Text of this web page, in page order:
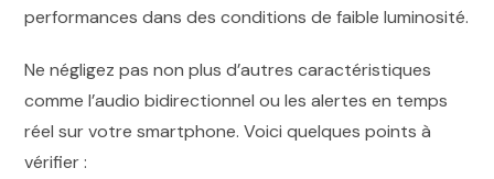
performances dans des conditions de faible luminosité.
Ne négligez pas non plus d’autres caractéristiques
comme l’audio bidirectionnel ou les alertes en temps
réel sur votre smartphone. Voici quelques points à
vérifier :